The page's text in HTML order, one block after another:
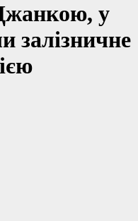
у
залізничне